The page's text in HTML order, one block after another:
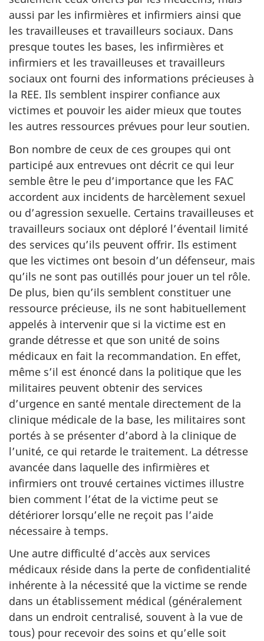
aussi par les infirmières et infirmiers ainsi que
les travailleuses et travailleurs sociaux. Dans
presque toutes les bases, les infirmières et
infirmiers et les travailleuses et travailleurs
sociaux ont fourni des informations précieuses à
la REE. Ils semblent inspirer confiance aux
victimes et pouvoir les aider mieux que toutes
les autres ressources prévues pour leur soutien.
Bon nombre de ceux de ces groupes qui ont
participé aux entrevues ont décrit ce qui leur
semble être le peu d’importance que les FAC
accordent aux incidents de harcèlement sexuel
ou d’agression sexuelle. Certains travailleuses et
travailleurs sociaux ont déploré l’éventail limité
des services qu’ils peuvent offrir. Ils estiment
que les victimes ont besoin d’un défenseur, mais
qu’ils ne sont pas outillés pour jouer un tel rôle.
De plus, bien qu’ils semblent constituer une
ressource précieuse, ils ne sont habituellement
appelés à intervenir que si la victime est en
grande détresse et que son unité de soins
médicaux en fait la recommandation. En effet,
même s’il est énoncé dans la politique que les
militaires peuvent obtenir des services
d’urgence en santé mentale directement de la
clinique médicale de la base, les militaires sont
portés à se présenter d’abord à la clinique de
l’unité, ce qui retarde le traitement. La détresse
avancée dans laquelle des infirmières et
infirmiers ont trouvé certaines victimes illustre
bien comment l’état de la victime peut se
détériorer lorsqu’elle ne reçoit pas l’aide
nécessaire à temps.
Une autre difficulté d’accès aux services
médicaux réside dans la perte de confidentialité
inhérente à la nécessité que la victime se rende
dans un établissement médical (généralement
dans un endroit centralisé, souvent à la vue de
tous) pour recevoir des soins et qu’elle soit